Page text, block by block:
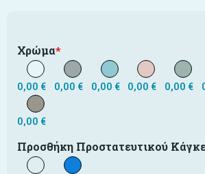
*
Χρώμα
0,00 € 0,00 € 0,00 € 0,00 € 0,00 €
0,00 €
Προσθήκη Προστατευτικού